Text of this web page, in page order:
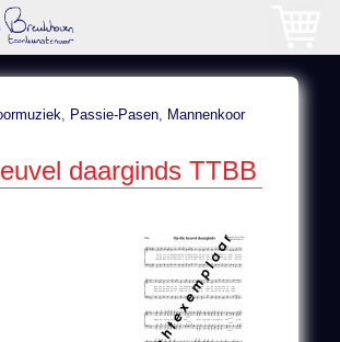
, Passie-Pasen, Mannenkoor
daarginds TTBB